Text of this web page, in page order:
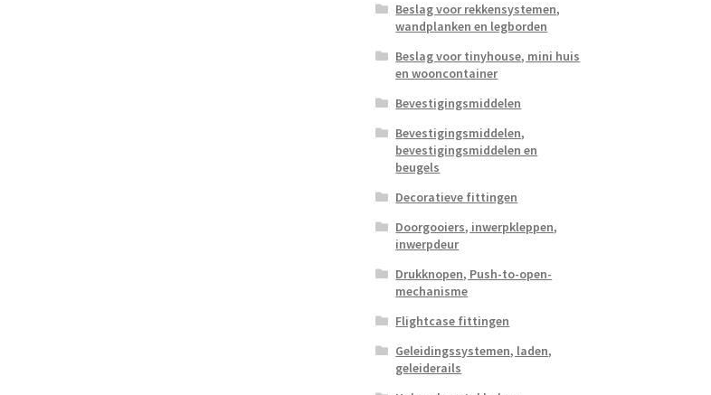
Beslag voor rekkensystemen,
wandplanken en legborden
Beslag voor tinyhouse, mini huis
en wooncontainer
Bevestigingsmiddelen
Bevestigingsmiddelen,
bevestigingsmiddelen en
beugels
Decoratieve fittingen
Doorgooiers, inwerpkleppen,
inwerpdeur
Drukknopen, Push-to-open-
mechanisme
Flightcase fittingen
Geleidingssystemen, laden,
geleiderails